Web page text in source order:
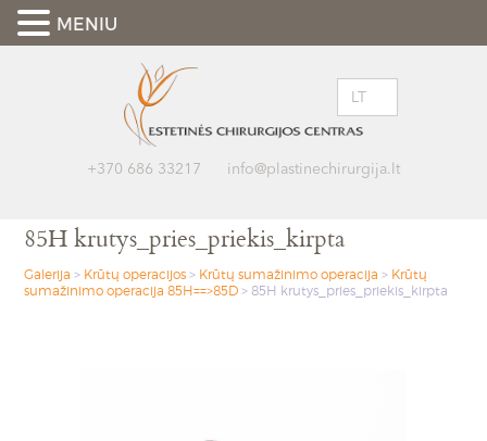
+370 686 33217 info@plastinechirurgija.lt
LT
85H krutys_pries_priekis_kirpta
Galerija > Krūtų operacijos > Krūtų sumažinimo operacija > Krūtų
sumažinimo operacija 85H==>85D >85H krutys_pries_priekis_kirpta
MENIU